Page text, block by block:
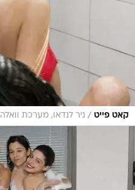
קאט פייט / ניר לנדאו, מערכת וואלה